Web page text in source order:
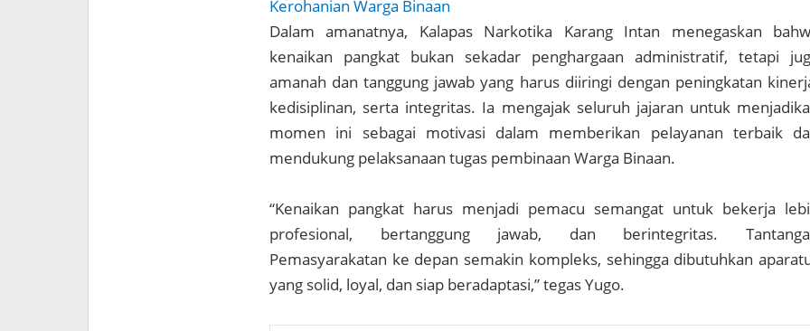
Kerohanian Warga Binaan
Dalam amanatnya, Kalapas Narkotika Karang Intan menegaskan
kenaikan pangkat bukan sekadar penghargaan administratif, tetapi
amanah dan tanggung jawab yang harus diiringi dengan peningkatan
kedisiplinan, serta integritas. Ia mengajak seluruh jajaran untuk
momen ini sebagai motivasi dalam memberikan pelayanan terbaik
mendukung pelaksanaan tugas pembinaan Warga Binaan.
“Kenaikan pangkat harus menjadi pemacu semangat untuk bekerja
profesional, bertanggung jawab, dan berintegritas.
Pemasyarakatan ke depan semakin kompleks, sehingga dibutuhkan
yang solid, loyal, dan siap beradaptasi,” tegas Yugo.